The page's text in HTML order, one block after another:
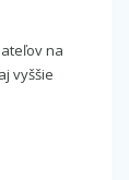
na
vyššie